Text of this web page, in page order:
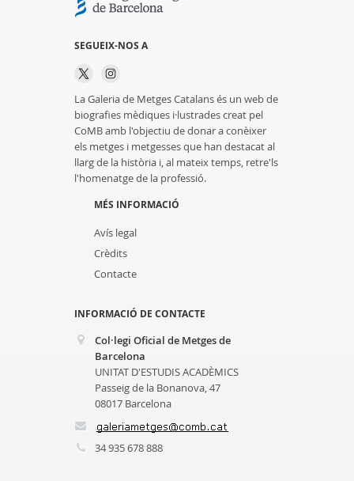
SEGUEIX-NOS A
La Galeria de Metges Catalans és un web de
biografies mèdiques i·lustrades creat pel
CoMB amb l'objectiu de donar a conèixer
els metges i metgesses que han destacat al
llarg de la història i, al mateix temps, retre'ls
l'homenatge de la professió.
MÉS INFORMACIÓ
Avís legal
Crèdits
Contacte
INFORMACIÓ DE CONTACTE
Col·legi Oficial de Metges de
Barcelona
UNITAT D'ESTUDIS ACADÈMICS
Passeig de la Bonanova, 47
08017 Barcelona
34 935 678 888